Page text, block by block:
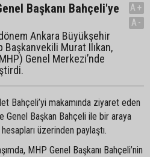
Başkanı Bahçeli'ye
Ankara Büyükşehir
Murat Ilıkan,
Genel Merkezi’nde
A+
A-
Bahçeli’yi makamında ziyaret eden
Genel Başkan Bahçeli ile bir araya
üzerinden paylaştı.
MHP Genel Başkanı Bahçeli’nin